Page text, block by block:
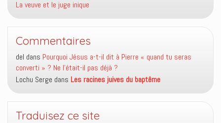
La veuve et le juge inique
Commentaires
del dans Pourquoi Jésus a-t-il dit à Pierre « quand tu seras
converti » ? Ne l’était-il pas déjà ?
Lochu Serge dans Les racines juives du baptême
Traduisez ce site